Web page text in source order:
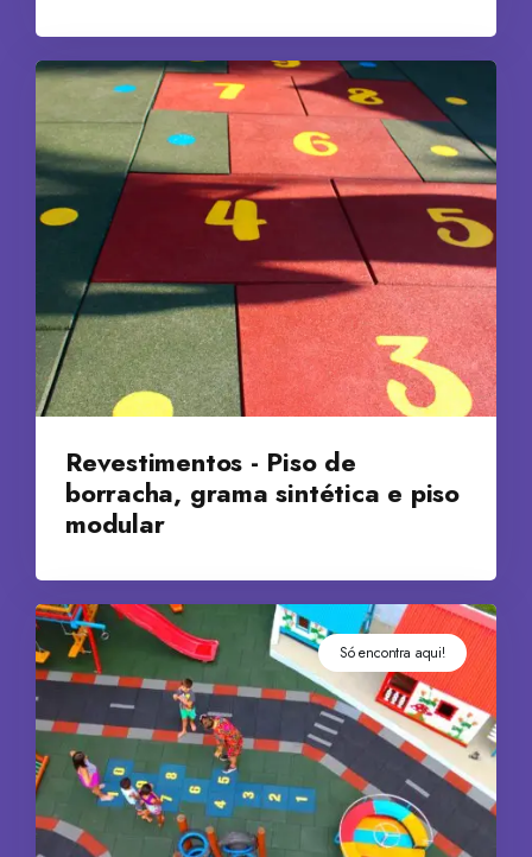
Revestimentos - Piso de
borracha, grama sintética e piso
modular
Só encontra aqui!